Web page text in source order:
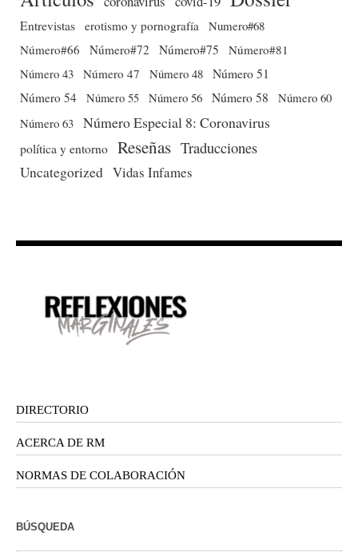
Entrevistas erotismo y pornografía Numero#68
Número#66
Número#72 Número#75
Número#81
Número 43 Número 47 Número 48 Número 51
Número 54 Número 55 Número 56 Número 58
Número 60
Número 63 Número Especial 8: Coronavirus
política y entorno Reseñas Traducciones
Uncategorized Vidas Infames
DIRECTORIO
ACERCA DE RM
NORMAS DE COLABORACIÓN
BÚSQUEDA